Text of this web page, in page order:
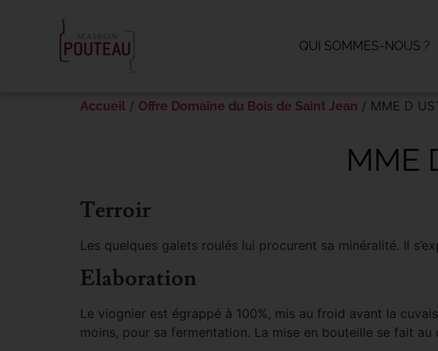
QUI SOMMES-NOUS ?
Accueil / Offre Domaine du Bois de Saint Jean / MME D
MME
Terroir
Les quelques galets roulés lui procurent sa minéralité. Il
Elaboration
Le viognier est égrappé à 100%, mis au froid avant la
moins, pour sa fermentation. La mise en bouteille se fait au